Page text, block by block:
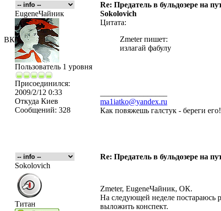
ВК
Re: Предатель в бульдозере на
EugeneЧайник
Пользователь 1 уровня
Присоединился:
2009/2/12 0:33
Откуда Киев
Сообщений: 328
Sokolovich
Цитата:
Zmeter пишет:
излагай фабулу
ma1iatko@yandex.ru
Как повяжешь галстук - береги
Re: Предатель в бульдозере на
Sokolovich
Титан
Zmeter, EugeneЧайник, ОК.
На следующей неделе постараюсь
выложить конспект.